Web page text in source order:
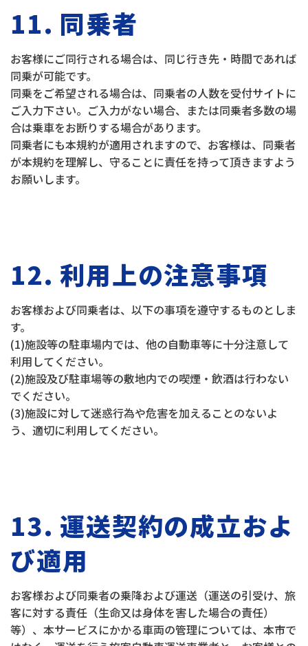
11. 同乗者
お客様にご同行される場合は、同じ行き先・時間であれば
同乗が可能です。
同乗をご希望される場合は、同乗者の人数を受付サイトに
ご入力下さい。ご入力がない場合、または同乗者多数の場
合は乗車をお断りする場合があります。
同乗者にも本規約が適用されますので、お客様は、同乗者
が本規約を理解し、守ることに責任を持って頂きますよう
お願いします。
12. 利用上の注意事項
お客様および同乗者は、以下の事項を遵守するものとしま
す。
(1)施設等の駐車場内では、他の自動車等に十分注意して
利用してください。
(2)施設及び駐車場等の敷地内での喫煙・飲酒は行わない
でください。
(3)施設に対して迷惑行為や危害を加えることのないよ
う、適切に利用してください。
13. 運送契約の成立およ
び適用
お客様および同乗者の乗降および運送（運送の引受け、旅
客に対する責任（生命又は身体を害した場合の責任）
等）、本サービスにかかる車両の管理については、本市で